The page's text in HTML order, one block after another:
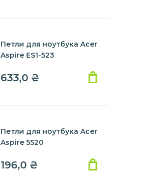
Петли для ноутбука Acer
Aspire ES1-523
633,0 ₴
Петли для ноутбука Acer
Aspire 5520
196,0 ₴